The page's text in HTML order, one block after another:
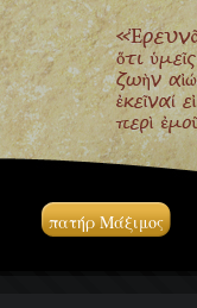
πατήρ Μάξιμος